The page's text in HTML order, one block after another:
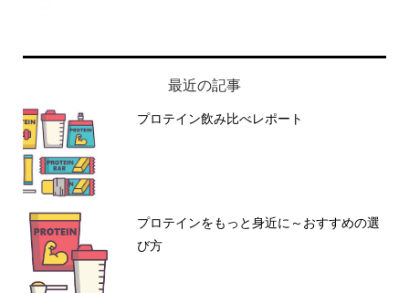
最近の記事
プロテイン飲み比べレポート
プロテインをもっと身近に～おすすめの選
び方